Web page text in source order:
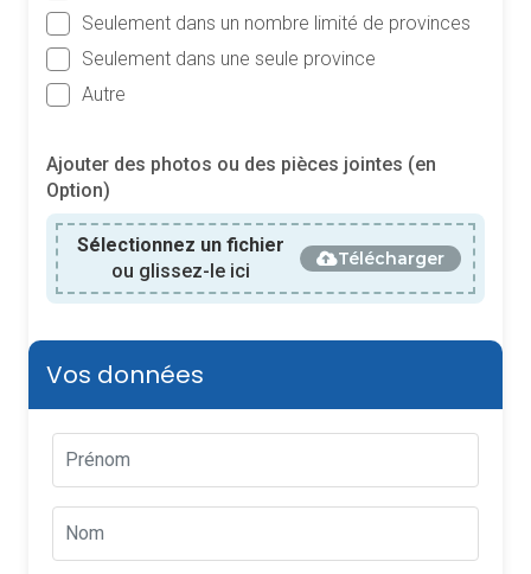
Seulement dans un nombre limité de provinces
Seulement dans une seule province
Autre
Ajouter des photos ou des pièces jointes (en
Option)
Sélectionnez un fichier
ou glissez-le ici
Télécharger
Vos données